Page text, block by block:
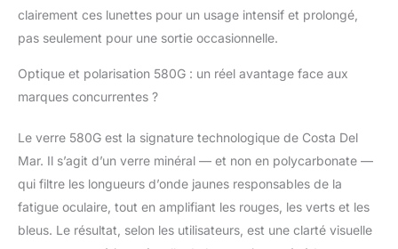
22 % plus légères que
une performance
optimale dans des
conditions de lumière
chiffon de nettoyage
inclus Polyvalentes : les
lunettes de soleil
polarisées pour homme
sont parfaites comme
lunettes de conduite
clairement ces lunettes pour un usage intensif et prolongé,
pas seulement pour une sortie occasionnelle.
Optique et polarisation 580G : un réel avantage face aux
marques concurrentes ?
Le verre 580G est la signature technologique de Costa Del
Mar. Il s’agit d’un verre minéral — et non en polycarbonate —
qui filtre les longueurs d’onde jaunes responsables de la
fatigue oculaire, tout en amplifiant les rouges, les verts et les
bleus. Le résultat, selon les utilisateurs, est une clarté visuelle